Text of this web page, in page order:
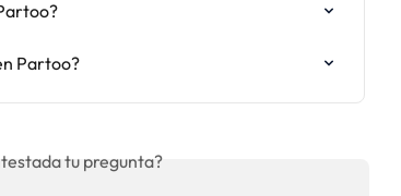
Partoo?
tu pregunta?